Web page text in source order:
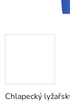
Chlapecký